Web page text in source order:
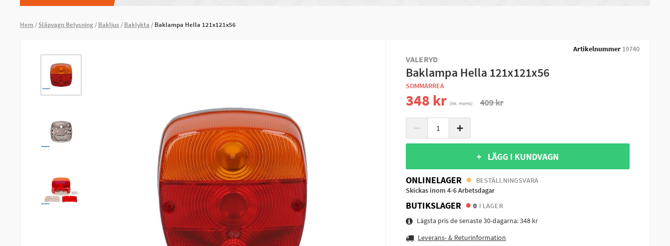
Hem Släpvagn Belysning Bakljus Baklykta Baklampa Hella 121x121x56
Artikelnummer 19740
VALERYD
Baklampa Hella 121x121x56
SOMMARREA
348 kr (ink. moms) 409 kr
− +
+ LÄGG I KUNDVAGN
ONLINELAGER
BESTÄLLNINGSVARA
Skickas inom 4-6 Arbetsdagar
BUTIKSLAGER 0 I LAGER
Lägsta pris de senaste 30-dagarna:348 kr
Leverans- & Returinformation